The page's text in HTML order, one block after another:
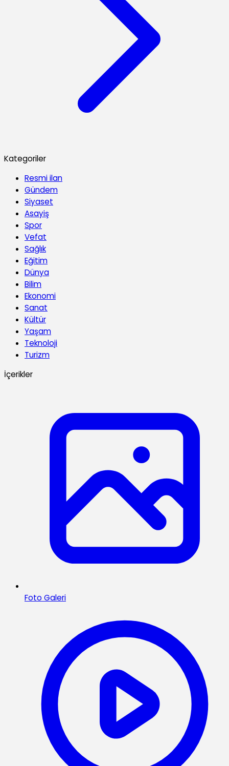
Kategoriler
Resmi ilan
Gündem
Siyaset
Asayiş
Spor
Vefat
Sağlık
Eğitim
Dünya
Bilim
Ekonomi
Sanat
Kültür
Yaşam
Teknoloji
Turizm
İçerikler
Foto Galeri